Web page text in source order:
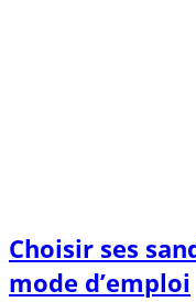
Choisir ses
mode d’emploi